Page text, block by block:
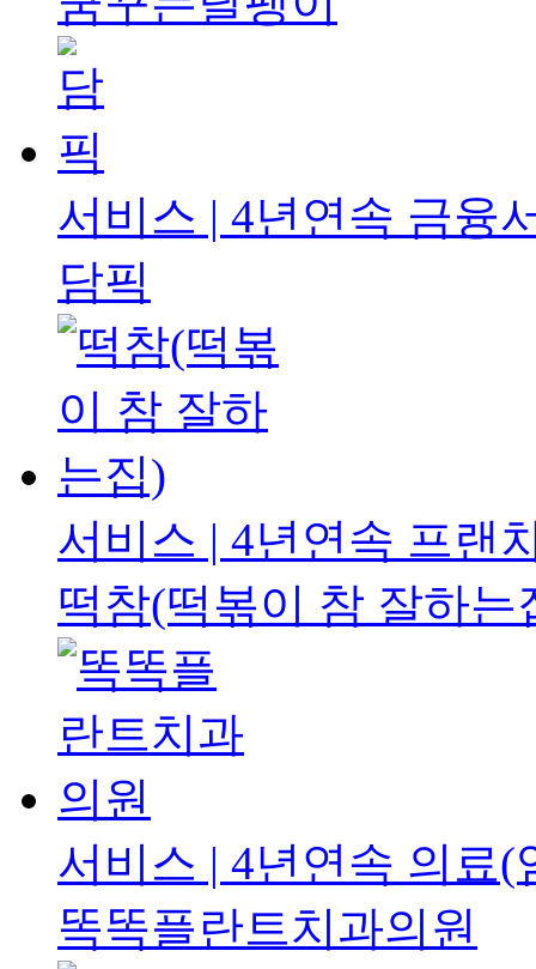
서비스 | 4년연속 금융
담픽
서비스 | 4년연속 프랜
떡참(떡볶이 참 잘하는
서비스 | 4년연속 의료(
똑똑플란트치과의원